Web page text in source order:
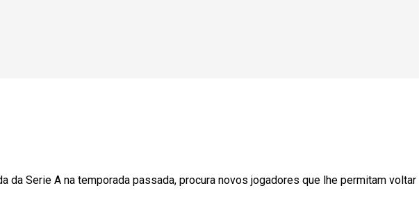
da Serie A na temporada passada, procura novos jogadores que lhe permitam voltar